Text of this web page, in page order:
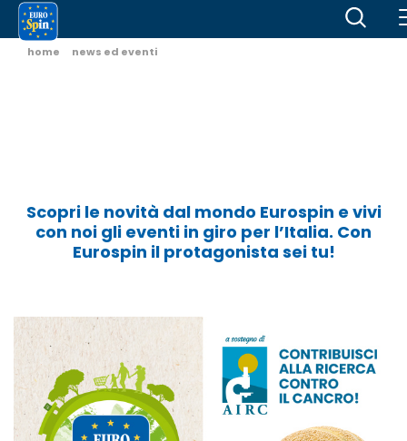
home news ed eventi
Scopri le novità dal mondo Eurospin e vivi
con noi gli eventi in giro per l’Italia. Con
Eurospin il protagonista sei tu!